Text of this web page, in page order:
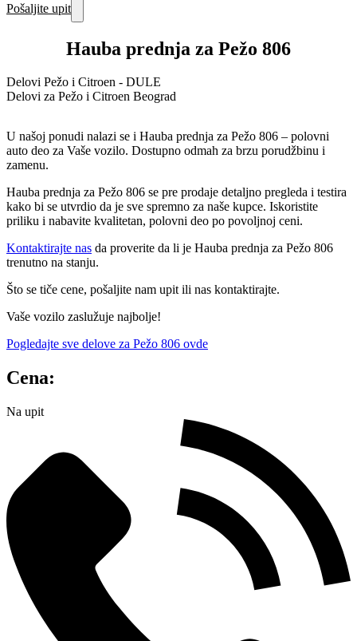
Pošaljite upit
Hauba prednja za Pežo 806
Delovi Pežo i Citroen - DULE
Delovi za Pežo i Citroen Beograd
U našoj ponudi nalazi se i Hauba prednja za Pežo 806 – polovni
auto deo za Vaše vozilo. Dostupno odmah za brzu porudžbinu i
zamenu.
Hauba prednja za Pežo 806 se pre prodaje detaljno pregleda i testira
kako bi se utvrdio da je sve spremno za naše kupce. Iskoristite
priliku i nabavite kvalitetan, polovni deo po povoljnoj ceni.
Kontaktirajte nas da proverite da li je Hauba prednja za Pežo 806
trenutno na stanju.
Što se tiče cene, pošaljite nam upit ili nas kontaktirajte.
Vaše vozilo zaslužuje najbolje!
Pogledajte sve delove za Pežo 806 ovde
Cena:
Na upit